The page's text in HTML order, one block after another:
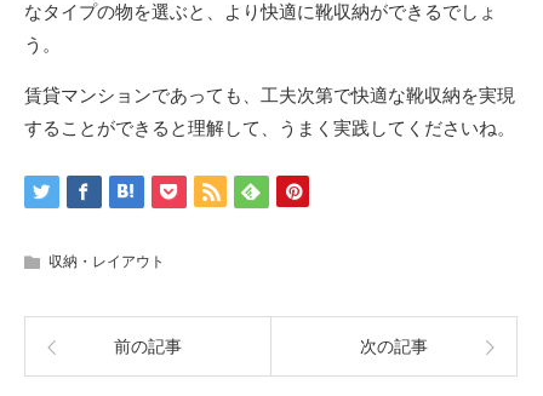
なタイプの物を選ぶと、より快適に靴収納ができるでしょ
う。
賃貸マンションであっても、工夫次第で快適な靴収納を実現
することができると理解して、うまく実践してくださいね。
収納・レイアウト
前の記事 次の記事